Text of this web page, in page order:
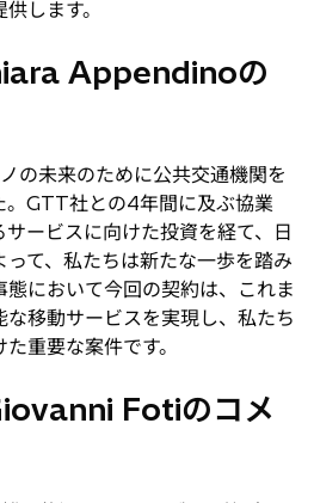
します。
Appendinoの
の未来のために公共交通機関を
。GTT社との4年間に及ぶ協業
ービスに向けた投資を経て、日
て、私たちは新たな一歩を踏み
において今回の契約は、これま
移動サービスを実現し、私たち
重要な案件です。
Fotiのコメ